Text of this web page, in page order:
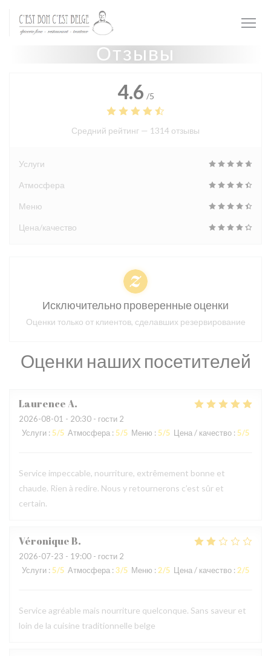
Панель управления cookies
Отзывы
Оценки наших посетителей
LaurenceA
2026-08-01 - 20:30 - гости 2
Услуги : 5/5 Атмосфера : 5/5 Меню : 5/5 Цена / качество : 5/5
Service impeccable, nourriture, extrêmement bonne et
chaude. Rien à redire. Nous y retournerons c’est sûr et
certain.
VéroniqueB
2026-07-23 - 19:00 - гости 2
Услуги : 5/5 Атмосфера : 3/5 Меню : 2/5 Цена / качество : 2/5
Service agréable mais nourriture quelconque. Sans saveur et
loin de la cuisine traditionnelle belge
4.6 /5
Средний рейтинг — 1314 отзывы
Услуги
Атмосфера
Меню
Цена/качество
Исключительно проверенные оценки
Оценки только от клиентов, сделавших резервирование